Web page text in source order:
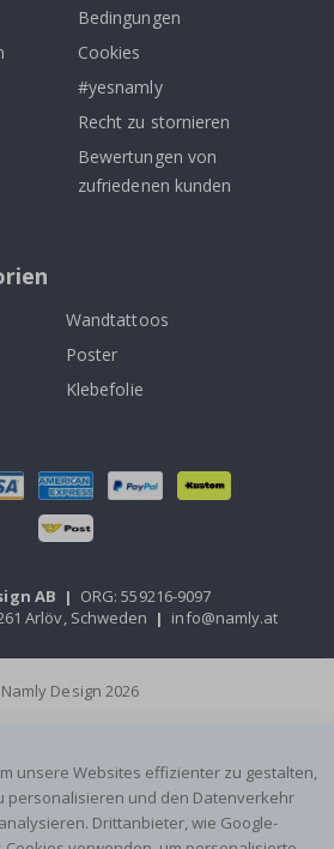
Bedingungen
Cookies
#yesnamly
Recht zu stornieren
Bewertungen von
zufriedenen kunden
Wandtattoos
Poster
Klebefolie
AB | ORG: 559216-9097
Arlöv, Schweden | info@namly.at
Design 2026
unsere Websites effizienter zu gestalten,
personalisieren und den Datenverkehr
Drittanbieter, wie Google-